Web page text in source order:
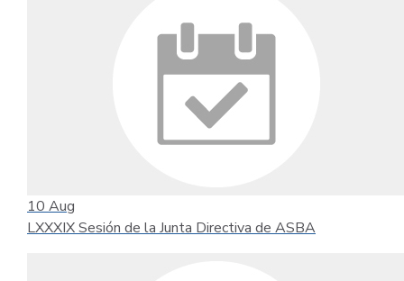
10 Aug
LXXXIX Sesión de la Junta Directiva de ASBA